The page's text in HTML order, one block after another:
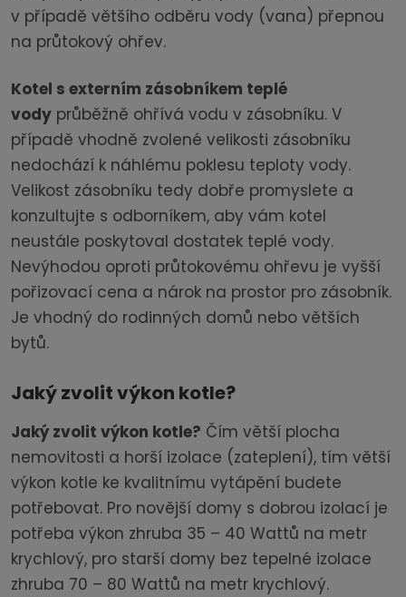
v případě většího odběru vody (vana) přepnou
na průtokový ohřev.
Kotel s externím zásobníkem teplé
vody průběžně ohřívá vodu v zásobníku. V
případě vhodně zvolené velikosti zásobníku
nedochází k náhlému poklesu teploty vody.
Velikost zásobníku tedy dobře promyslete a
konzultujte s odborníkem, aby vám kotel
neustále poskytoval dostatek teplé vody.
Nevýhodou oproti průtokovému ohřevu je vyšší
pořizovací cena a nárok na prostor pro zásobník.
Je vhodný do rodinných domů nebo větších
bytů.
Jaký zvolit výkon kotle?
Jaký zvolit výkon kotle? Čím větší plocha
nemovitosti a horší izolace (zateplení), tím větší
výkon kotle ke kvalitnímu vytápění budete
potřebovat. Pro novější domy s dobrou izolací je
potřeba výkon zhruba 35 – 40 Wattů na metr
krychlový, pro starší domy bez tepelné izolace
zhruba 70 – 80 Wattů na metr krychlový.